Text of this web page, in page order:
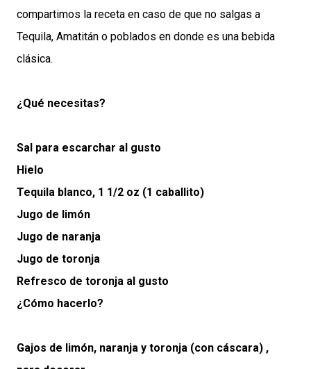
compartimos la receta en caso de que no salgas a
Tequila, Amatitán o poblados en donde es una bebida
clásica.
¿Qué necesitas?
Sal para escarchar al gusto
Hielo
Tequila blanco, 1 1/2 oz (1 caballito)
Jugo de limón
Jugo de naranja
Jugo de toronja
Refresco de toronja al gusto
¿Cómo hacerlo?
Gajos de limón, naranja y toronja (con cáscara) ,